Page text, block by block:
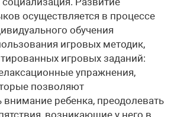
осуществляется в процессе
обучения
игровых методик,
игровых заданий:
упражнения,
позволяют
внимание ребенка, преодолевать